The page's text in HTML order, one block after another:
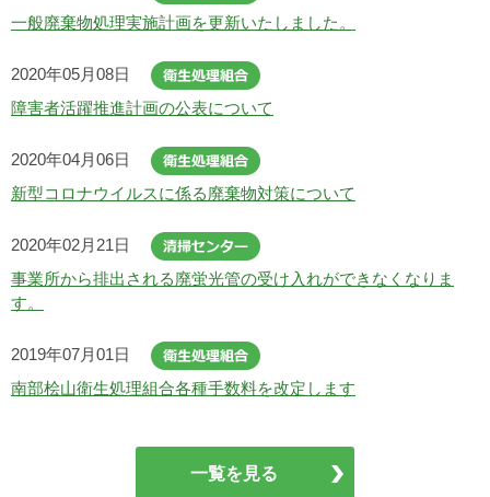
一般廃棄物処理実施計画を更新いたしました。
2020年05月08日
障害者活躍推進計画の公表について
2020年04月06日
新型コロナウイルスに係る廃棄物対策について
2020年02月21日
事業所から排出される廃蛍光管の受け入れができなくなりま
す。
2019年07月01日
南部桧山衛生処理組合各種手数料を改定します
一覧を見る